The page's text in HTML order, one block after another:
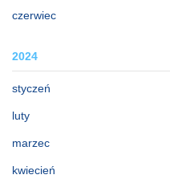
czerwiec
2024
styczeń
luty
marzec
kwiecień